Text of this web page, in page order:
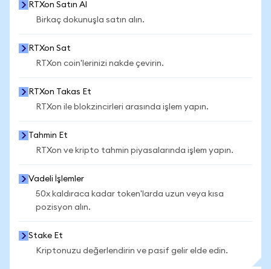
RTXon Satın Al
Birkaç dokunuşla satın alın.
RTXon Sat
RTXon coin'lerinizi nakde çevirin.
RTXon Takas Et
RTXon ile blokzincirleri arasında işlem yapın.
Tahmin Et
RTXon ve kripto tahmin piyasalarında işlem yapın.
Vadeli İşlemler
50x kaldıraca kadar token'larda uzun veya kısa
pozisyon alın.
Stake Et
Kriptonuzu değerlendirin ve pasif gelir elde edin.